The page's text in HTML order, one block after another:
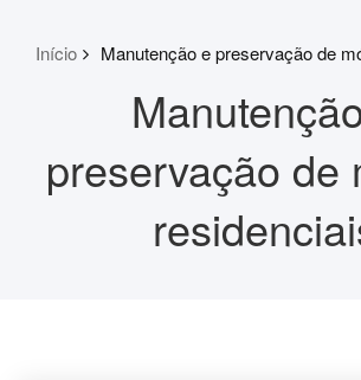
Início Manutenção e preservação de
preservação de